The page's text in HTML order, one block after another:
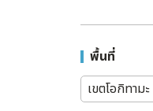
พื้นที่
เขตโอกิทามะ